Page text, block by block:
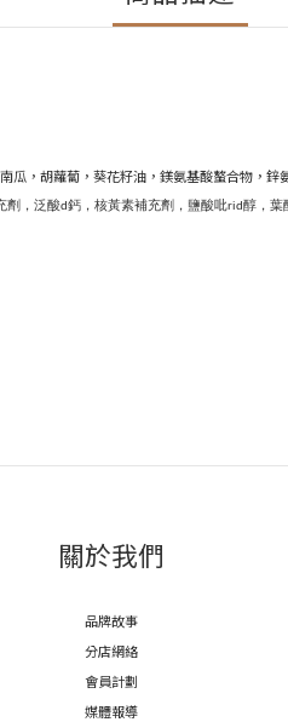
瓜，胡蘿蔔，葵花籽油，鎂氨基酸螯合物，
劑，泛酸d鈣，核黃素補充劑，鹽酸吡rid醇，
關於我們
品牌故事
分店網絡
會員計劃
媒體報導